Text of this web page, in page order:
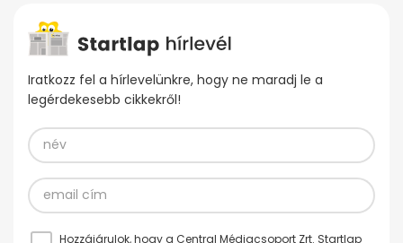
Iratkozz fel a hírlevelünkre, hogy ne maradj le a
legérdekesebb cikkekről!
Hozzájárulok, hogy a Central Médiacsoport Zrt. Startlap